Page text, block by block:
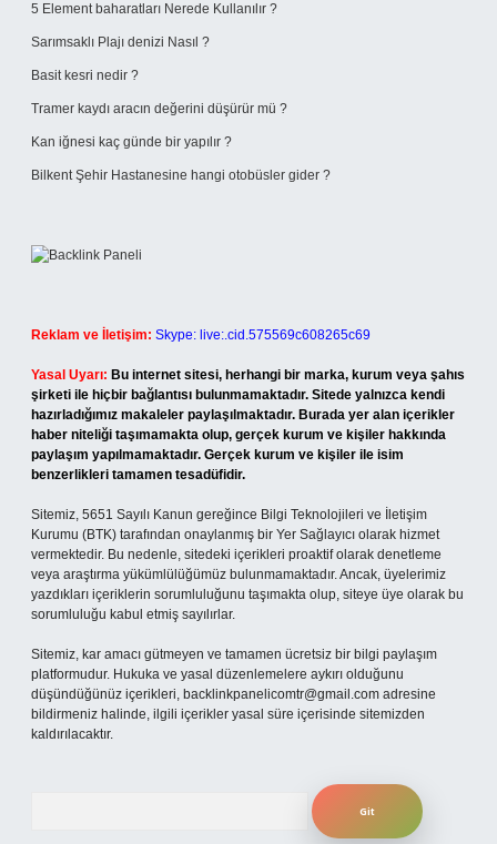
5 Element baharatları Nerede Kullanılır ?
Sarımsaklı Plajı denizi Nasıl ?
Basit kesri nedir ?
Tramer kaydı aracın değerini düşürür mü ?
Kan iğnesi kaç günde bir yapılır ?
Bilkent Şehir Hastanesine hangi otobüsler gider ?
Reklam ve İletişim: Skype: live:.cid.575569c608265c69
Yasal Uyarı: Bu internet sitesi, herhangi bir marka, kurum veya şahıs
şirketi ile hiçbir bağlantısı bulunmamaktadır. Sitede yalnızca kendi
hazırladığımız makaleler paylaşılmaktadır. Burada yer alan içerikler
haber niteliği taşımamakta olup, gerçek kurum ve kişiler hakkında
paylaşım yapılmamaktadır. Gerçek kurum ve kişiler ile isim
benzerlikleri tamamen tesadüfidir.
Sitemiz, 5651 Sayılı Kanun gereğince Bilgi Teknolojileri ve İletişim
Kurumu (BTK) tarafından onaylanmış bir Yer Sağlayıcı olarak hizmet
vermektedir. Bu nedenle, sitedeki içerikleri proaktif olarak denetleme
veya araştırma yükümlülüğümüz bulunmamaktadır. Ancak, üyelerimiz
yazdıkları içeriklerin sorumluluğunu taşımakta olup, siteye üye olarak bu
sorumluluğu kabul etmiş sayılırlar.
Sitemiz, kar amacı gütmeyen ve tamamen ücretsiz bir bilgi paylaşım
platformudur. Hukuka ve yasal düzenlemelere aykırı olduğunu
düşündüğünüz içerikleri, backlinkpanelicomtr@gmail.com adresine
bildirmeniz halinde, ilgili içerikler yasal süre içerisinde sitemizden
kaldırılacaktır.